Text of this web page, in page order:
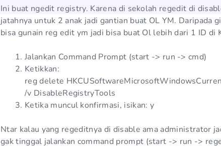
Ini buat ngedit registry. Karena di sekolah regedit di
jatahnya untuk 2 anak jadi gantian buat OL YM. Daripada
bisa gunain reg edit ym jadi bisa buat Ol lebih dari 1 ID di
Jalankan Command Prompt (start -> run -> cmd)
Ketikkan:
reg delete
/v DisableRegistryTools
Ketika muncul konfirmasi, isikan: y
Ntar kalau yang regeditnya di disable ama administrator
gak tinggal jalankan command prompt (start -> run ->